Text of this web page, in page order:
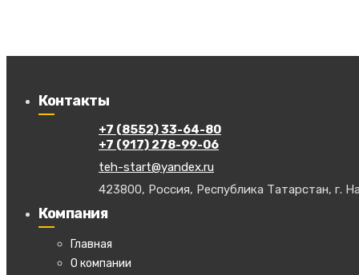
Контакты
+7 (8552) 33-64-80
+7 (917) 278-99-06
teh-start@yandex.ru
423800, Россия, Республика Татарстан, г.
Компания
Главная
О компании